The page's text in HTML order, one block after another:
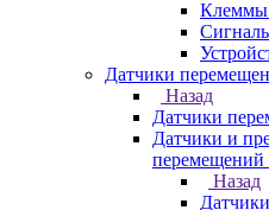
Клеммы
Датчики
Назад
Датчики
Датчики и
перемещений
Назад